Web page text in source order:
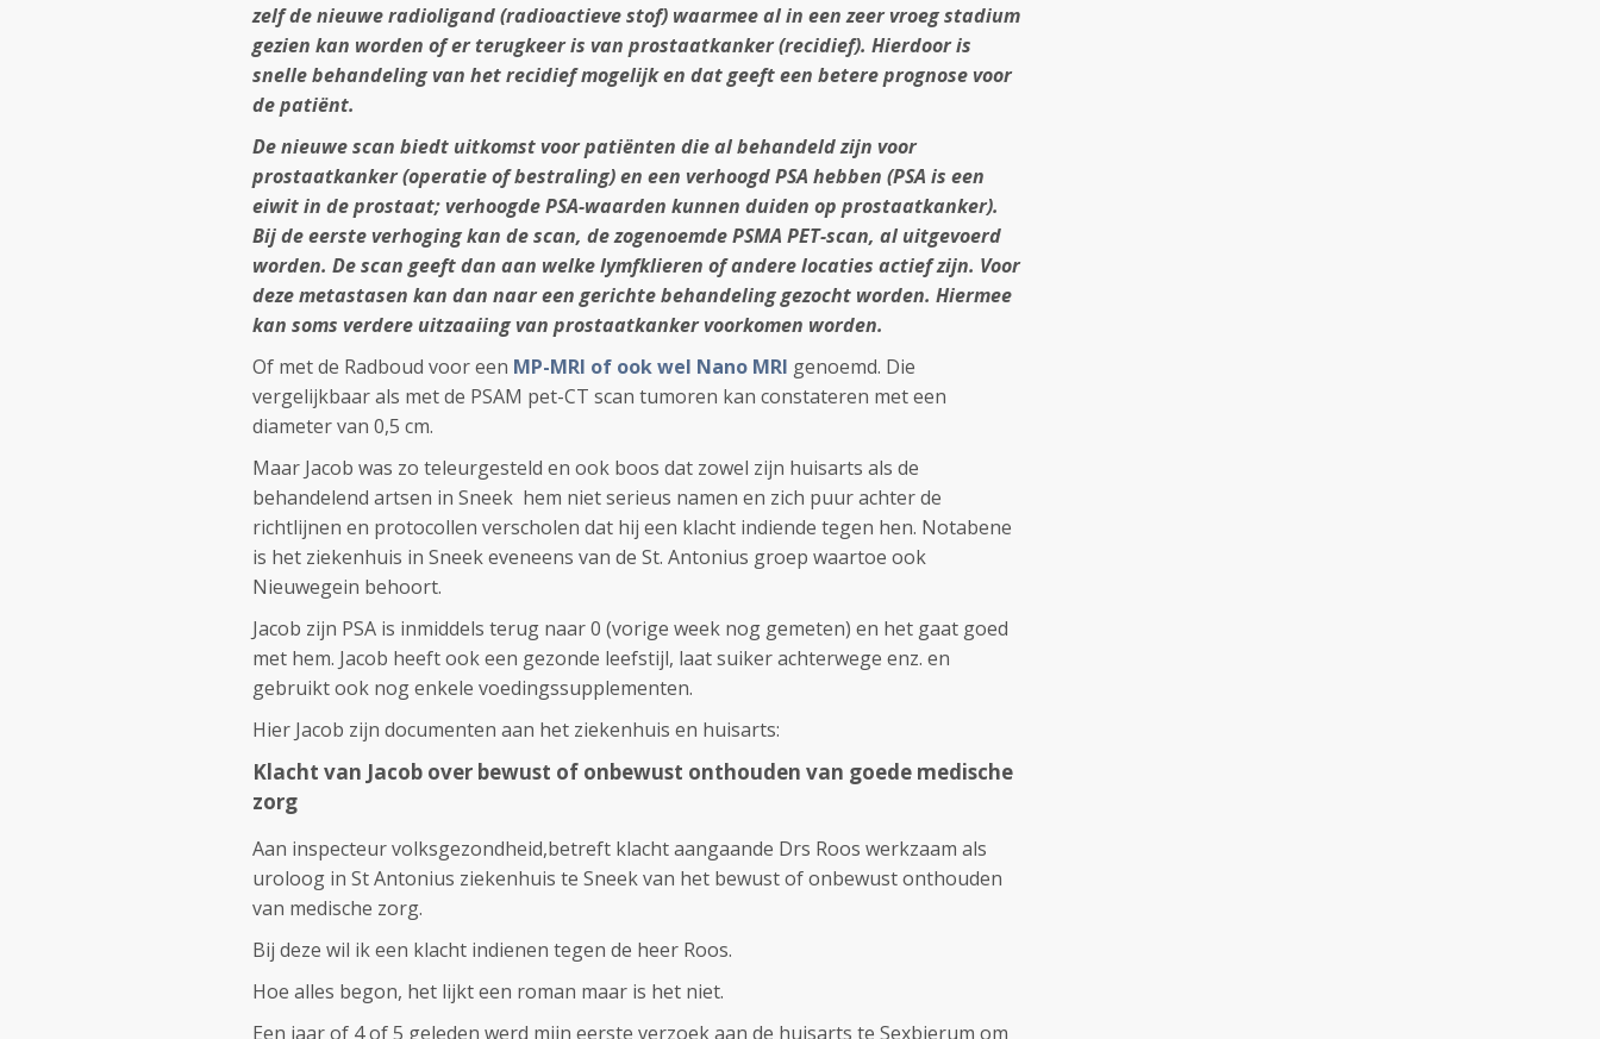
zelf de nieuwe radioligand (radioactieve stof) waarmee al in een zeer vroeg stadium
gezien kan worden of er terugkeer is van prostaatkanker (recidief). Hierdoor is
snelle behandeling van het recidief mogelijk en dat geeft een betere prognose voor
de patiënt.
De nieuwe scan biedt uitkomst voor patiënten die al behandeld zijn voor
prostaatkanker (operatie of bestraling) en een verhoogd PSA hebben (PSA is een
eiwit in de prostaat; verhoogde PSA-waarden kunnen duiden op prostaatkanker).
Bij de eerste verhoging kan de scan, de zogenoemde PSMA PET-scan, al uitgevoerd
worden. De scan geeft dan aan welke lymfklieren of andere locaties actief zijn. Voor
deze metastasen kan dan naar een gerichte behandeling gezocht worden. Hiermee
kan soms verdere uitzaaiing van prostaatkanker voorkomen worden.
Of met de Radboud voor een MP-MRI of ook wel Nano MRI genoemd. Die
vergelijkbaar als met de PSAM pet-CT scan tumoren kan constateren met een
diameter van 0,5 cm.
Maar Jacob was zo teleurgesteld en ook boos dat zowel zijn huisarts als de
behandelend artsen in Sneek hem niet serieus namen en zich puur achter de
richtlijnen en protocollen verscholen dat hij een klacht indiende tegen hen. Notabene
is het ziekenhuis in Sneek eveneens van de St. Antonius groep waartoe ook
Nieuwegein behoort.
Jacob zijn PSA is inmiddels terug naar 0 (vorige week nog gemeten) en het gaat goed
met hem. Jacob heeft ook een gezonde leefstijl, laat suiker achterwege enz. en
gebruikt ook nog enkele voedingssupplementen.
Hier Jacob zijn documenten aan het ziekenhuis en huisarts:
Klacht van Jacob over bewust of onbewust onthouden van goede medische
zorg
Aan inspecteur volksgezondheid,betreft klacht aangaande Drs Roos werkzaam als
uroloog in St Antonius ziekenhuis te Sneek van het bewust of onbewust onthouden
van medische zorg.
Bij deze wil ik een klacht indienen tegen de heer Roos.
Hoe alles begon, het lijkt een roman maar is het niet.
Een jaar of 4 of 5 geleden werd mijn eerste verzoek aan de huisarts te Sexbierum om